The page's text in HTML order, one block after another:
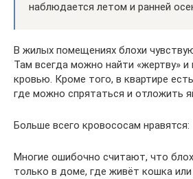
наблюдается летом и ранней
В жилых помещениях блохи
Там всегда можно найти «жертву» и
кровью. Кроме того, в квартире
где можно спрятаться и отложить
Больше всего кровососам нравятся:
Многие ошибочно считают, что
только в доме, где живёт кошка